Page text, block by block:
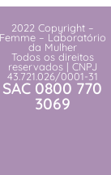
2022 Copyright –
Femme – Laboratório
da Mulher
Todos os direitos
reservados | CNPJ
43.721.026/0001-31
SAC 0800 770
3069